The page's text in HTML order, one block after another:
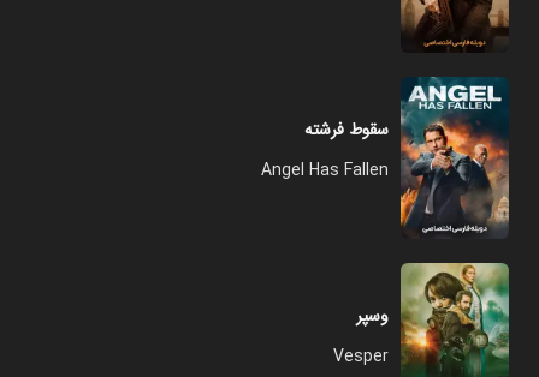
سقوط فرشته
Angel Has Fallen
وسپر
Vesper